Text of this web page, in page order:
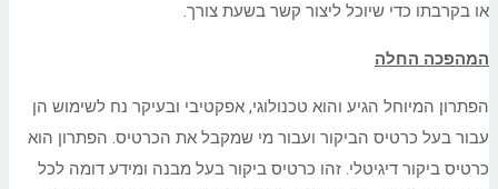
או בקרבתו כדי שיוכל ליצור קשר בשעת צורך.
המהפכה החלה
הפתרון המיוחל הגיע והוא טכנולוגי, אפקטיבי ובעיקר נח לשימוש הן
עבור בעל כרטיס הביקור ועבור מי שמקבל את הכרטיס. הפתרון הוא
כרטיס ביקור דיגיטלי. זהו כרטיס ביקור בעל מבנה ומידע דומה לכל